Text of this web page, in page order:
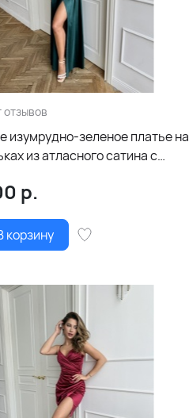
отзывов
изумрудно-зеленое платье на
из атласного сатина с
р.
корзину